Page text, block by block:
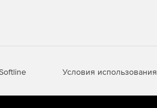
Условия использования